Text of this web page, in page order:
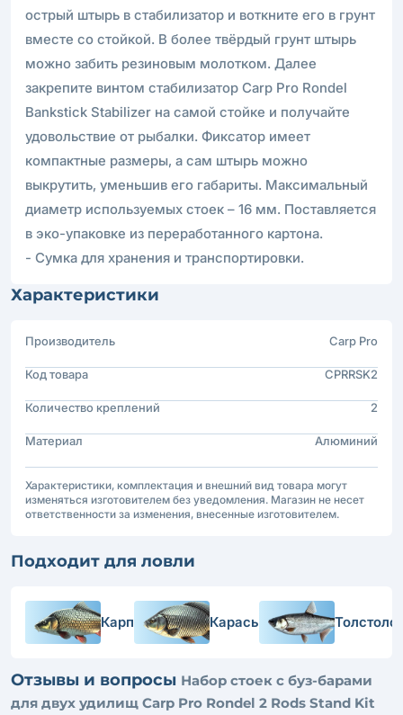
острый штырь в стабилизатор и воткните его в грунт
вместе со стойкой. В более твёрдый грунт штырь
можно забить резиновым молотком. Далее
закрепите винтом стабилизатор Carp Pro Rondel
Bankstick Stabilizer на самой стойке и получайте
удовольствие от рыбалки. Фиксатор имеет
компактные размеры, а сам штырь можно
выкрутить, уменьшив его габариты. Максимальный
диаметр используемых стоек – 16 мм. Поставляется
в эко-упаковке из переработанного картона.
- Сумка для хранения и транспортировки.
Характеристики
Производитель Carp Pro
Код товара CPRRSK2
Количество креплений 2
Материал Алюминий
Характеристики, комплектация и внешний вид товара могут
изменяться изготовителем без уведомления. Магазин не несет
ответственности за изменения, внесенные изготовителем.
Подходит для ловли
Карп Карась
Отзывы и вопросы Набор стоек с буз-барами
для двух удилищ Carp Pro Rondel 2 Rods Stand Kit